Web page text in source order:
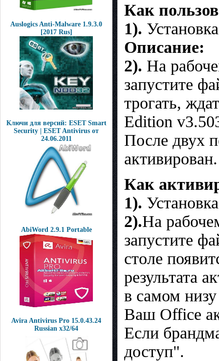
Auslogics Anti-Malware 1.9.3.0
[2017 Rus]
Ключи для версий: ESET Smart
Security | ESET Antivirus от
24.06.2011
AbiWord 2.9.1 Portable
Avira Antivirus Pro 15.0.43.24
Russian x32/64
Как
1).
Описание:
2). На
запустите
трогать,
Edition
После двух
активирован.
Как
1).
2).На
запустите
столе
результата
в самом
Ваш Office
Если
доступ".